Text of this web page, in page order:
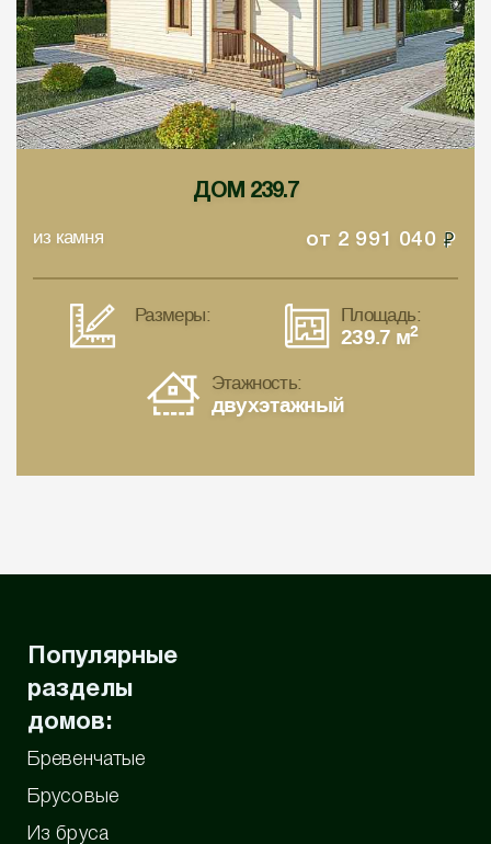
ДОМ 239.7
из камня от 2 991 040
Размеры: Площадь:
239.7 м2
Этажность:
двухэтажный
Популярные
разделы
домов:
Бревенчатые
Брусовые
Из бруса